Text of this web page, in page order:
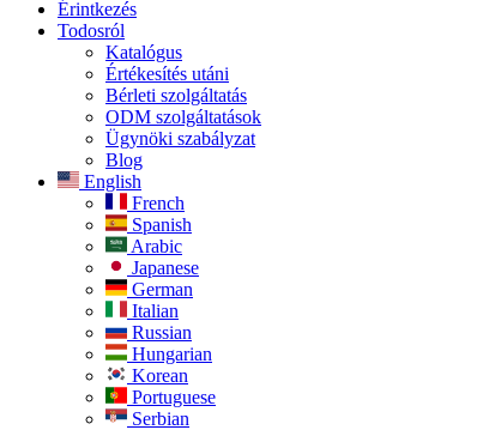
Érintkezés
Todosról
Katalógus
Értékesítés utáni
Bérleti szolgáltatás
ODM szolgáltatások
Ügynöki szabályzat
Blog
English
French
Spanish
Arabic
Japanese
German
Italian
Russian
Hungarian
Korean
Portuguese
Serbian